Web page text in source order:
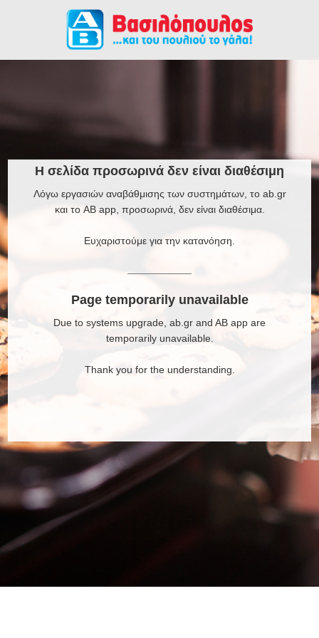
Η σελίδα προσωρινά δεν είναι διαθέσιμη
Λόγω εργασιών αναβάθμισης των συστημάτων, το ab.gr
και το AB app, προσωρινά, δεν είναι διαθέσιμα.
Ευχαριστούμε για την κατανόηση.
Page temporarily unavailable
Due to systems upgrade, ab.gr and AB app are
temporarily unavailable.
Thank you for the understanding.